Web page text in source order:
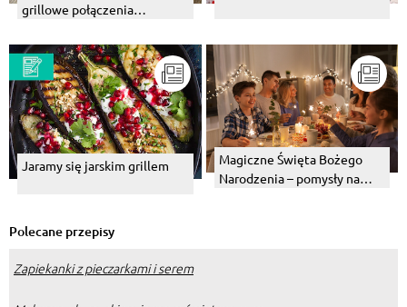
grillowe połączenia
Jaramy się jarskim grillem
Magiczne Święta Bożego
Narodzenia – pomysły na
Polecane przepisy
Zapiekanki z pieczarkami i serem